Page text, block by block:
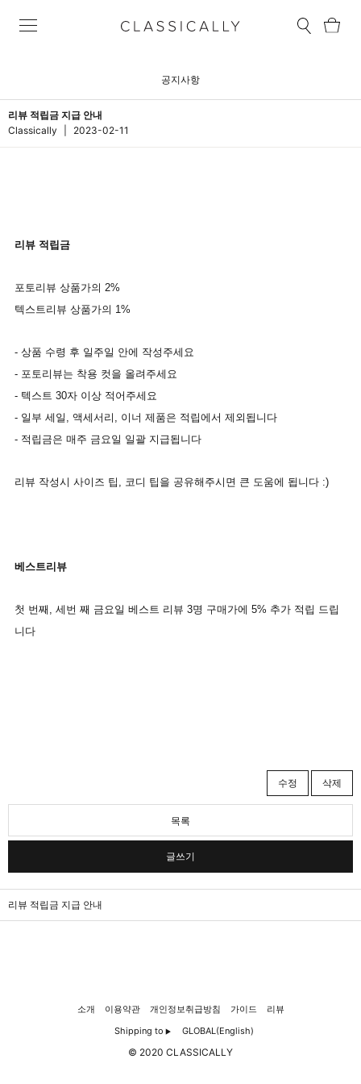
공지사항
리뷰 적립금 지급 안내
Classically
2023-02-11
리뷰 적립금
포토리뷰 상품가의 2%
텍스트리뷰 상품가의 1%
- 상품 수령 후 일주일 안에 작성 주세요
- 포토리뷰는 착용 컷을 올려주세요
- 텍스트 30자 이상 적어주세요
- 일부 세일 , 액세서리 , 이너 제품은 적립에서 제외됩니다
- 적립금은 매주 금요일 일괄 지급됩니다
리뷰 작성시 사이즈 팁 , 코디 팁을 공유해주시면 큰 도움에 됩니다 :)
베스트리뷰
첫 번째 , 세번 째 금요일 베스트 리뷰 3명 구매가에 5% 추가 적립 드립
니다
수정 삭제
목록
글쓰기
리뷰 적립금 지급 안내
소개 이용약관 개인정보취급방침 가이드
리뷰
Shipping to ▶ GLOBAL(English)
© 2020 CLASSICALLY